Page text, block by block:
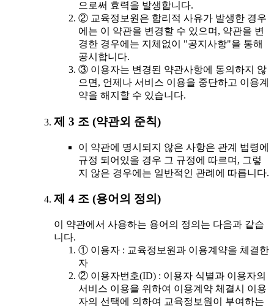
으로써 효력을 발생합니다.
② 교육정보원은 합리적 사유가 발생한 경우
에는 이 약관을 변경할 수 있으며, 약관을 변
경한 경우에는 지체없이 "공지사항"을 통해
공시합니다.
③ 이용자는 변경된 약관사항에 동의하지 않
으면, 언제나 서비스 이용을 중단하고 이용계
약을 해지할 수 있습니다.
제 3 조 (약관외 준칙)
이 약관에 명시되지 않은 사항은 관계 법령에
규정 되어있을 경우 그 규정에 따르며, 그렇
지 않은 경우에는 일반적인 관례에 따릅니다.
제 4 조 (용어의 정의)
이 약관에서 사용하는 용어의 정의는 다음과 같습
니다.
① 이용자 : 교육정보원과 이용계약을 체결한
자
② 이용자번호(ID) : 이용자 식별과 이용자의
서비스 이용을 위하여 이용계약 체결시 이용
자의 선택에 의하여 교육정보원이 부여하는